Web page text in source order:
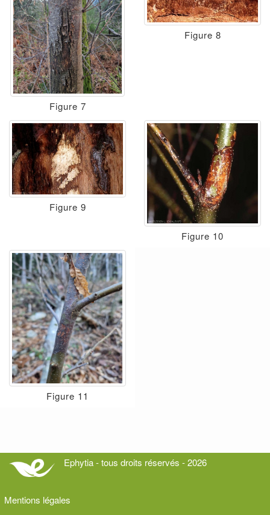
Figure 7
Figure 8
Figure 9
Figure 10
Figure 11
Ephytia - tous droits réservés - 2026
Mentions légales